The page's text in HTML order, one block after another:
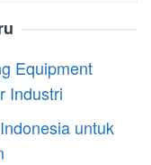
Equipment
Industri
untuk